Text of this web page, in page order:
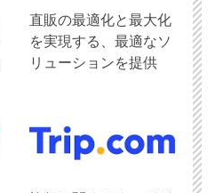
直販の最適化と最大化
を実現する、最適なソ
リューションを提供